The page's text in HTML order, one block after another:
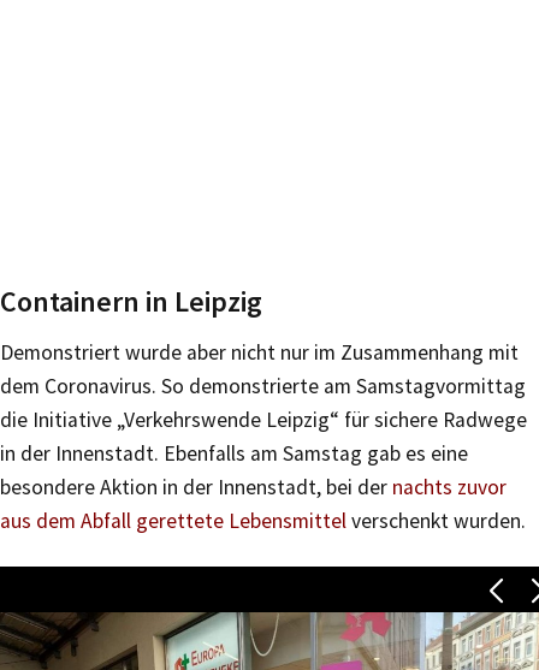
Containern in Leipzig
Demonstriert wurde aber nicht nur im Zusammenhang mit
dem Coronavirus. So demonstrierte am Samstagvormittag
die Initiative „Verkehrswende Leipzig“ für sichere Radwege
in der Innenstadt. Ebenfalls am Samstag gab es eine
besondere Aktion in der Innenstadt, bei der nachts zuvor
aus dem Abfall gerettete Lebensmittelverschenkt wurden.